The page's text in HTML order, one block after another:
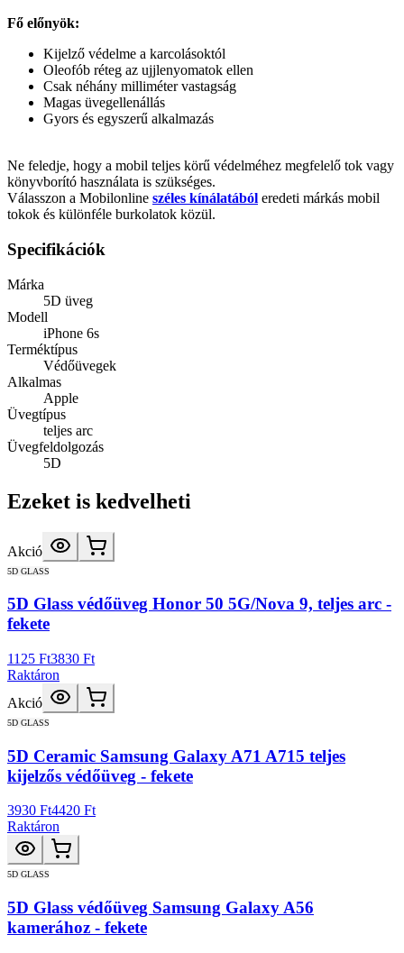
Fő előnyök:
Kijelző védelme a karcolásoktól
Oleofób réteg az ujjlenyomatok ellen
Csak néhány milliméter vastagság
Magas üvegellenállás
Gyors és egyszerű alkalmazás
Ne feledje, hogy a mobil teljes körű védelméhez megfelelő tok vagy
könyvborító használata is szükséges.
Válasszon a Mobilonline széles kínálatából eredeti márkás mobil
tokok és különféle burkolatok közül.
Specifikációk
Márka
5D üveg
Modell
iPhone 6s
Terméktípus
Védőüvegek
Alkalmas
Apple
Üvegtípus
teljes arc
Üvegfeldolgozás
5D
Ezeket is kedvelheti
Akció
5D GLASS
5D Glass védőüveg Honor 50 5G/Nova 9, teljes arc -
fekete
1125 Ft3830 Ft
Raktáron
Akció
5D GLASS
5D Ceramic Samsung Galaxy A71 A715 teljes
kijelzős védőüveg - fekete
3930 Ft4420 Ft
Raktáron
5D GLASS
5D Glass védőüveg Samsung Galaxy A56
kamerához - fekete